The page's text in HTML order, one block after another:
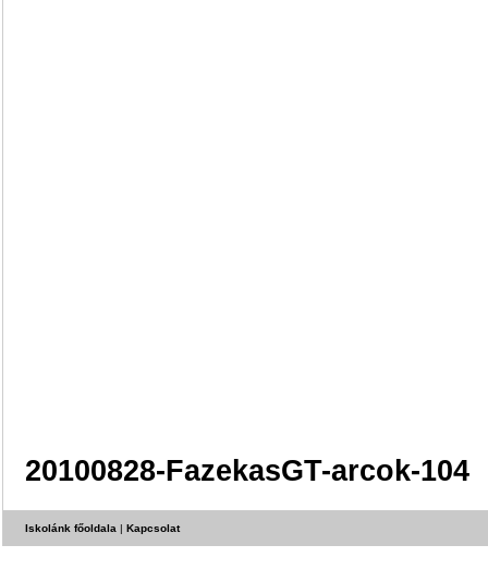
20100828-FazekasGT-arcok-104
Iskolánk főoldala | Kapcsolat